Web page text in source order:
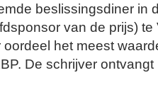
beslissingsdiner in
van de prijs)
het meest
De schrijver